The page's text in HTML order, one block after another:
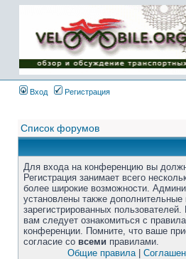
Вход Регистрация
Список форумов
Для входа на конференцию вы
Регистрация занимает всего
более широкие возможности.
установлены также дополнительные
зарегистрированных
вам следует ознакомиться с
конференции. Помните, что ваше
согласие со всеми правилами.
Общие правила|